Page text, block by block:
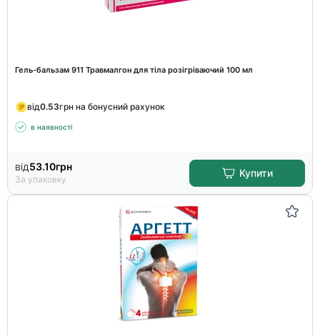
Гель-бальзам 911 Травмалгон для тіла розігріваючий 100 мл
від0.53грн на бонусний рахунок
в наявності
від53.10грн
За упаковку
Купити